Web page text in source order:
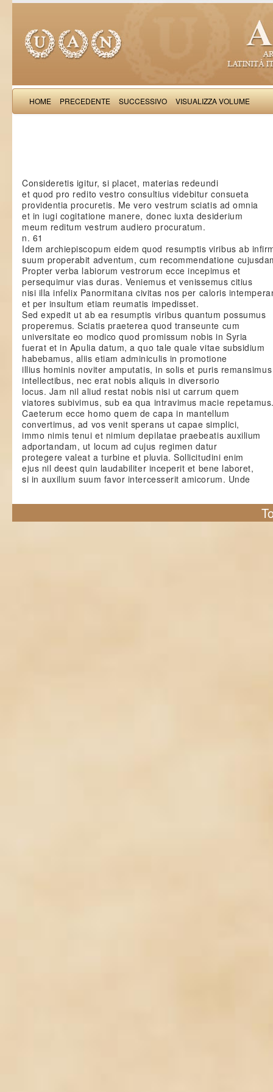
HOME PRECEDENTE SUCCESSIVO VISUALIZZA VOLUME
Consideretis igitur, si placet, materias redeundi
et quod pro redito vestro consultius videbitur consueta
providentia procuretis. Me vero vestrum sciatis ad omnia
et in iugi cogitatione manere, donec iuxta desiderium
meum reditum vestrum audiero procuratum.
n. 61
Idem archiepiscopum eidem quod resumptis viribus ab
suum properabit adventum, cum recommendatione
Propter verba labiorum vestrorum ecce incepimus et
persequimur vias duras. Veniemus et venissemus citius
nisi illa infelix Panormitana civitas nos per caloris
et per insultum etiam reumatis impedisset.
Sed expedit ut ab ea resumptis viribus quantum possumus
properemus. Sciatis praeterea quod transeunte cum
universitate eo modico quod promissum nobis in Syria
fuerat et in Apulia datum, a quo tale quale vitae subsidium
habebamus, aliis etiam adminiculis in promotione
illius hominis noviter amputatis, in solis et puris remansimus
intellectibus, nec erat nobis aliquis in diversorio
locus. Jam nil aliud restat nobis nisi ut carrum quem
viatores subivimus, sub ea qua intravimus macie
Caeterum ecce homo quem de capa in mantellum
convertimus, ad vos venit sperans ut capae simplici,
immo nimis tenui et nimium depilatae praebeatis auxilium
adportandam, ut locum ad cujus regimen datur
protegere valeat a turbine et pluvia. Sollicitudini enim
ejus nil deest quin laudabiliter inceperit et bene laboret,
si in auxilium suum favor intercesserit amicorum. Unde